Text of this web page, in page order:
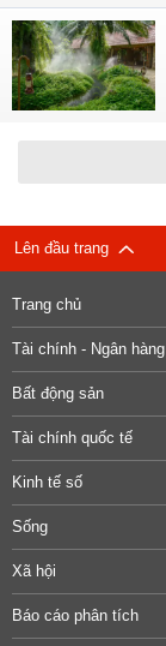
Lên đầu trang
Trang chủ
Tài chính - Ngân hàng
Bất động sản
Tài chính quốc tế
Kinh tế số
Sống
Xã hội
Báo cáo phân tích